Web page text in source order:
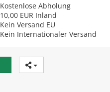
Kostenlose Abholung
10,00 EUR Inland
Kein Versand EU
Kein Internationaler Versand